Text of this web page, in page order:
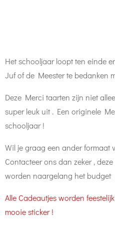
Het schooljaar loopt ten einde
Juf of de Meester te bedanken
Deze Merci taarten zijn niet
super leuk uit . Een originele
schooljaar !
Wil je graag een ander formaat
Contacteer ons dan zeker ,
worden naargelang het budget
Alle Cadeautjes worden
mooie sticker !